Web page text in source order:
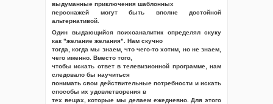
выдуманные приключения шаблонных
персонажей могут быть вполне достойной
альтернативой.
Один выдающийся психоаналитик определял скуку
как "желание желания". Нам скучно
тогда, когда мы знаем, что чего-то хотим, но не знаем,
чего именно. Вместо того,
чтобы искать ответ в телевизионной программе, нам
следовало бы научиться
понимать свои действительные потребности и искать
способы их удовлетворения в
тех вещах, которые мы делаем ежедневно. Для этого